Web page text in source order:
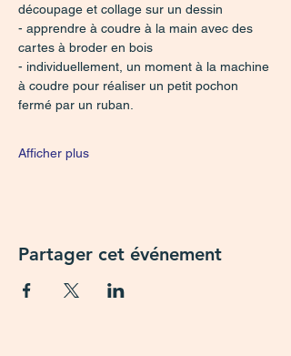
découpage et collage sur un dessin
- apprendre à coudre à la main avec des
cartes à broder en bois
- individuellement, un moment à la machine
à coudre pour réaliser un petit pochon
fermé par un ruban.
Afficher plus
Partager cet événement